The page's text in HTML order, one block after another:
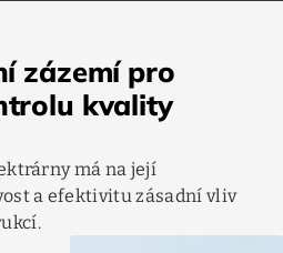
zázemí pro
kvality
má na její
a efektivitu zásadní vliv